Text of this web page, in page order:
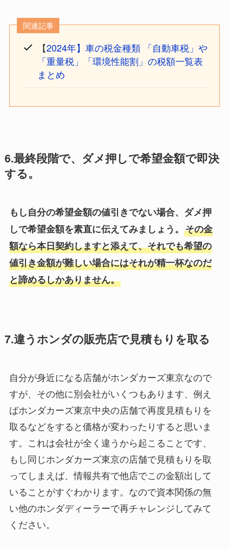
関連記事
【2024年】車の税金種類 「自動車税」や
「重量税」「環境性能割」の税額一覧表
まとめ
6.最終段階で、ダメ押しで希望金額で即決
する。
もし自分の希望金額の値引きでない場合、ダメ押
しで希望金額を素直に伝えてみましょう。 その金
額なら本日契約しますと添えて、それでも希望の
値引き金額が難しい場合にはそれが精一杯なのだ
と諦めるしかありません。
7.違うホンダの販売店で見積もりを取る
自分が身近になる店舗がホンダカーズ東京なので
すが、その他に別会社がいくつもあります、例え
ばホンダカーズ東京中央の店舗で再度見積もりを
取るなどをすると価格が変わったりすると思いま
す。これは会社が全く違うから起こることです、
もし同じホンダカーズ東京の店舗で見積もりを取
ってしまえば、情報共有で他店でこの金額出して
いることがすぐわかります。なので資本関係の無
い他のホンダディーラーで再チャレンジしてみて
ください。